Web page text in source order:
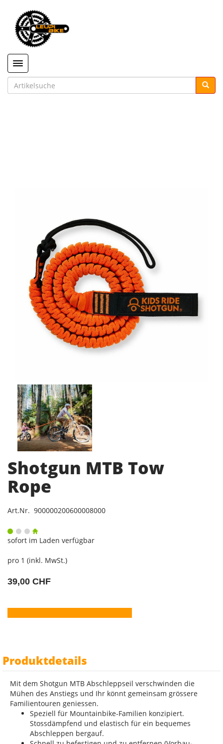
Toggle navigation
Shotgun MTB Tow
Rope
Art.Nr. 900000200600008000
sofort im Laden verfügbar
pro 1 (inkl. MwSt.)
39,00 CHF
Produktdetails
Mit dem Shotgun MTB Abschleppseil verschwinden die
Mühen des Anstiegs und Ihr könnt gemeinsam grössere
Familientouren geniessen.
Speziell für Mountainbike-Familien konzipiert.
Stossdämpfend und elastisch für ein bequemes
Abschleppen bergauf.